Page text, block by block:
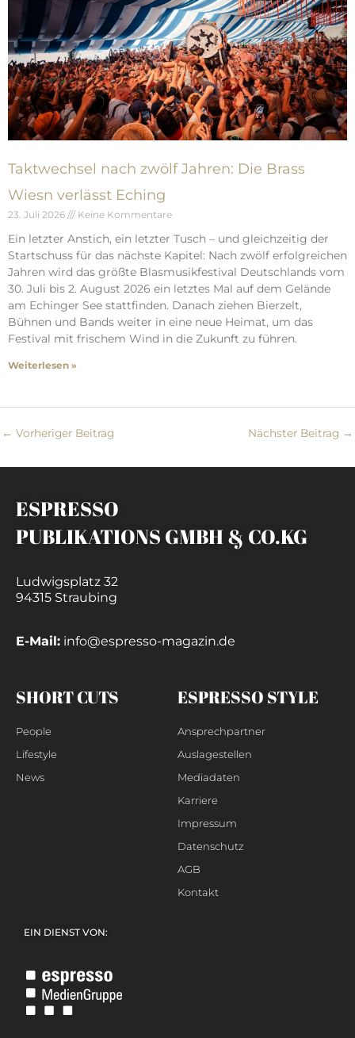
Taktwechsel nach zwölf Jahren: Die Brass
Wiesn verlässt Eching
23. Juli 2026 Keine Kommentare
Ein letzter Anstich, ein letzter Tusch – und gleichzeitig der
Startschuss für das nächste Kapitel: Nach zwölf erfolgreichen
Jahren wird das größte Blasmusikfestival Deutschlands vom
30. Juli bis 2. August 2026 ein letztes Mal auf dem Gelände
am Echinger See stattfinden. Danach ziehen Bierzelt,
Bühnen und Bands weiter in eine neue Heimat, um das
Festival mit frischem Wind in die Zukunft zu führen.
Weiterlesen »
← Vorheriger Beitrag Nächster Beitrag →
ESPRESSO
PUBLIKATIONS GMBH & CO.KG
Ludwigsplatz 32
94315 Straubing
E-Mail: info@espresso-magazin.de
SHORT CUTS
People
Lifestyle
News
ESPRESSO STYLE
Ansprechpartner
Auslagestellen
Mediadaten
Karriere
Impressum
Datenschutz
AGB
Kontakt
EIN DIENST VON: